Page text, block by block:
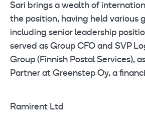
Sari brings a wealth of
the position, having held various
including senior leadership
served as Group CFO and SVP
Group (Finnish Postal Services),
Partner at Greenstep Oy, a
Ramirent Ltd